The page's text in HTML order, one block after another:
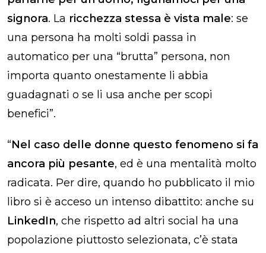
signora. La ricchezza stessa è vista male: se
una persona ha molti soldi passa in
automatico per una “brutta” persona, non
importa quanto onestamente li abbia
guadagnati o se li usa anche per scopi
benefici”.
“Nel caso delle donne questo fenomeno si fa
ancora più pesante, ed è una mentalità molto
radicata. Per dire, quando ho pubblicato il mio
libro si è acceso un intenso dibattito: anche su
LinkedIn, che rispetto ad altri social ha una
popolazione piuttosto selezionata, c’è stata